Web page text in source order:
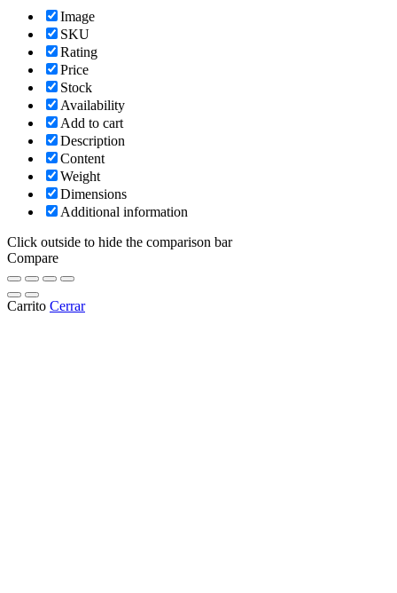
Image
SKU
Rating
Price
Stock
Availability
Add to cart
Description
Content
Weight
Dimensions
Additional information
Click outside to hide the comparison bar
Compare
Carrito Cerrar